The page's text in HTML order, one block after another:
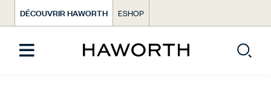
DÉCOUVRIR HAWORTH ESHOP